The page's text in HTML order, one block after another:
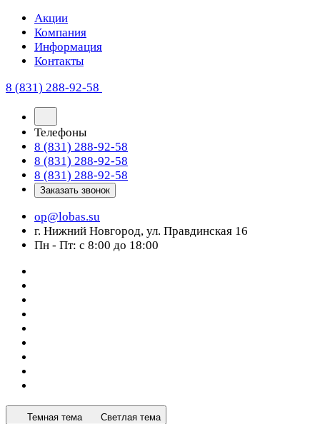
Акции
Компания
Информация
Контакты
8 (831) 288-92-58
Телефоны
8 (831) 288-92-58
8 (831) 288-92-58
8 (831) 288-92-58
Заказать звонок
op@lobas.su
г. Нижний Новгород, ул. Правдинская 16
Пн - Пт: с 8:00 до 18:00
Темная тема Светлая тема